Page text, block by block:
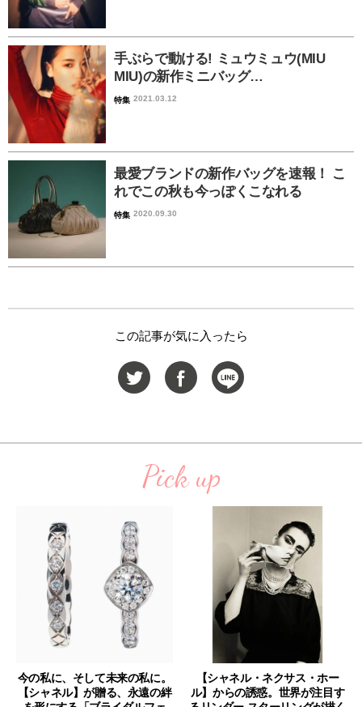
手ぶらで動ける! ミュウミュウ(MIU
MIU)の新作ミニバッグ…
特集 2021.03.12
最愛ブランドの新作バッグを速報！ こ
れでこの秋も今っぽくこなれる
特集 2020.09.30
この記事が気に入ったら
Pick up
今の私に、そして未来の私に。
【シャネル】が贈る、永遠の絆
【シャネル・ネクサス・ホー
ル】からの誘惑。世界が注目す